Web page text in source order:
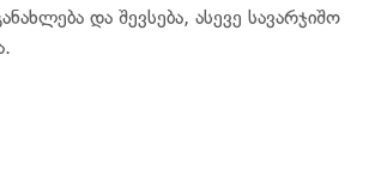
და შევსება, ასევე სავარჯიშო